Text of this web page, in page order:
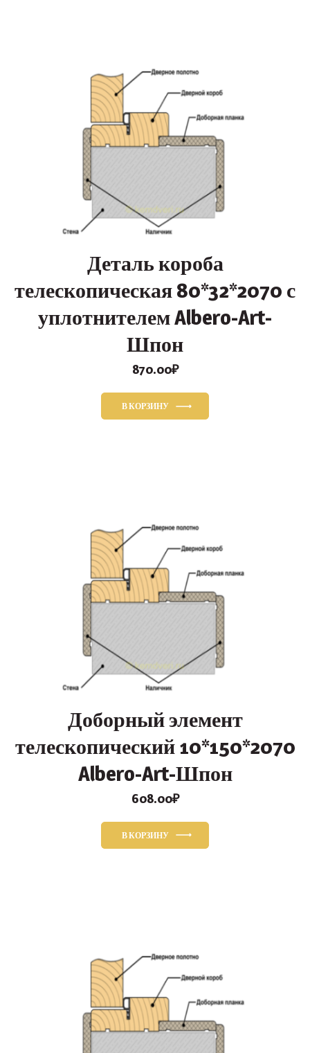
Деталь короба
телескопическая 80*32*2070 с
уплотнителем Albero-Art-
Шпон
870.00₽
В КОРЗИНУ
Доборный элемент
телескопический 10*150*2070
Albero-Art-Шпон
608.00₽
В КОРЗИНУ